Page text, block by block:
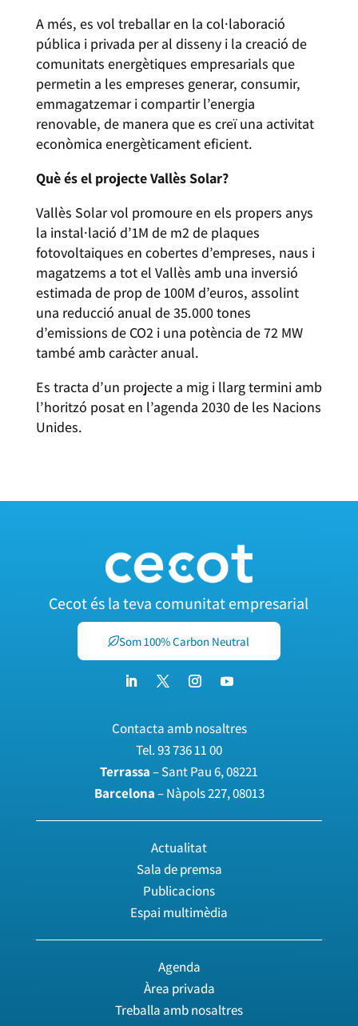
A més, es vol treballar en la col·laboració
pública i privada per al disseny i la creació de
comunitats energètiques empresarials que
permetin a les empreses generar, consumir,
emmagatzemar i compartir l’energia
renovable, de manera que es creï una activitat
econòmica energèticament eficient.
Què és el projecte Vallès Solar?
Vallès Solar vol promoure en els propers anys
la instal·lació d’1M de m2 de plaques
fotovoltaiques en cobertes d’empreses, naus i
magatzems a tot el Vallès amb una inversió
estimada de prop de 100M d’euros, assolint
una reducció anual de 35.000 tones
d’emissions de CO2 i una potència de 72 MW
també amb caràcter anual.
Es tracta d’un projecte a mig i llarg termini amb
l’horitzó posat en l’agenda 2030 de les Nacions
Unides.
Cecot és la teva comunitat empresarial
Som 100% Carbon Neutral
Contacta amb nosaltres
Tel.93 736 11 00
Terrassa– Sant Pau 6, 08221
Barcelona– Nàpols 227, 08013
Actualitat
Sala de premsa
Publicacions
Espai multimèdia
Agenda
Àrea privada
Treballa amb nosaltres